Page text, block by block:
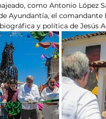
como Antonio López
Ayundantía, el
y política de Jesús